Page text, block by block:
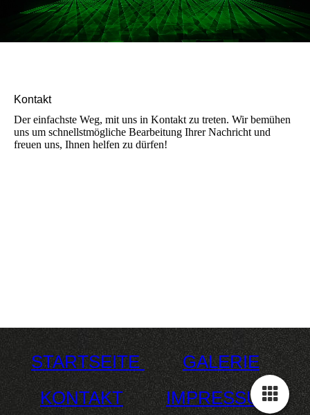
Kontakt
Der einfachste Weg, mit uns in Kontakt zu treten. Wir bemühen
uns um schnellstmögliche Bearbeitung Ihrer Nachricht und
freuen uns, Ihnen helfen zu dürfen!
STARTSEITE
GALERIE
KONTAKT
IMPRESSUM